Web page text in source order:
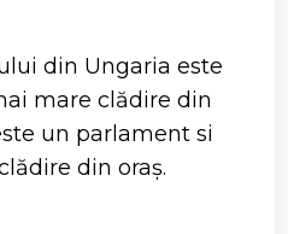
din Ungaria este
mare clădire din
un parlament si
din oraș.